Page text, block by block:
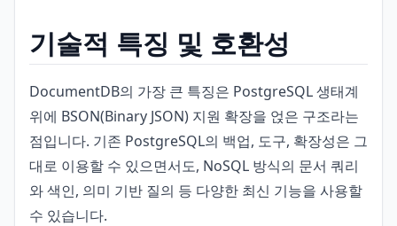
기술적 특징 및 호환성
DocumentDB의 가장 큰 특징은 PostgreSQL 생태계
위에 BSON(Binary JSON) 지원 확장을 얹은 구조라는
점입니다. 기존 PostgreSQL의 백업, 도구, 확장성은 그
대로 이용할 수 있으면서도, NoSQL 방식의 문서 쿼리
와 색인, 의미 기반 질의 등 다양한 최신 기능을 사용할
수 있습니다.